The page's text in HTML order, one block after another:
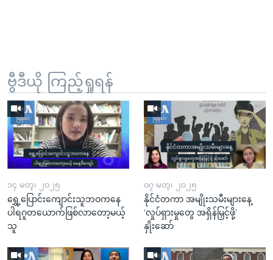
ဗွီဒီယို ကြည့်ရှုရန်
၁၄ မတ္၊ ၂၀၂၅
ရွှေ့ပြောင်းကျောင်းသူဘဝကနေ
ပါရဂူတယောက်ဖြစ်လာတော့မယ့်
သူ
၀၇ မတ္၊ ၂၀၂၅
နိုင်ငံတကာ အမျိုးသမီးများနေ့
‘လှုပ်ရှားမှုတွေ အရှိန်မြှင့်ဖို့’
နှိုးဆော်